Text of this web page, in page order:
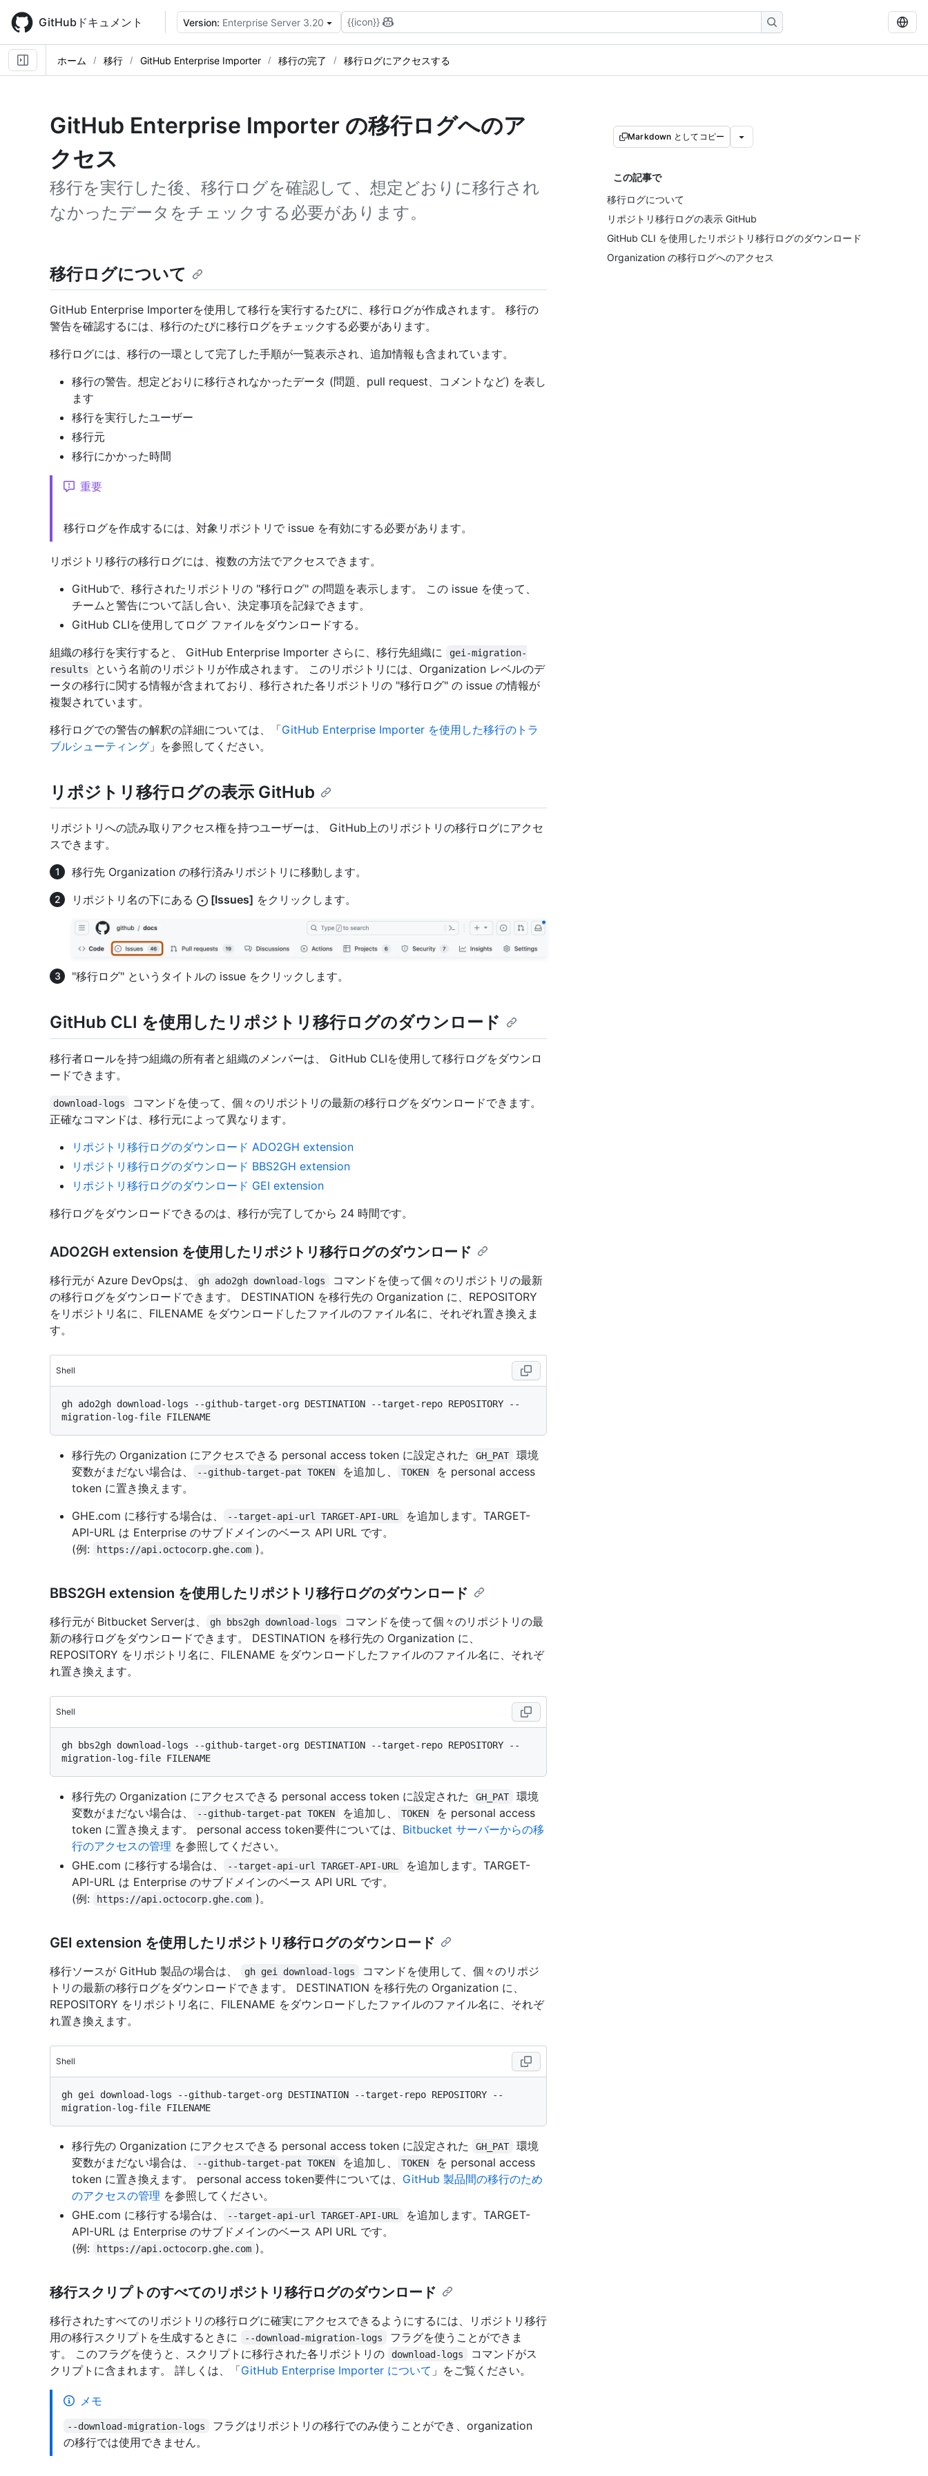
main
content
GitHubドキュメント Version: Enterprise Server 3.20 {{icon}}
ホーム 移行 GitHub Enterprise Importer 移行の完了 移行ログにアクセスする
GitHub Enterprise Importer の移行ログへのア
クセス
移行を実行した後、移行ログを確認して、想定どおりに移行され
なかったデータをチェックする必要があります。
Markdown としてコピー
この記事で
移行ログについて
リポジトリ移行ログの表示 GitHub
GitHub CLI を使用したリポジトリ移行ログのダウンロード
Organization の移行ログへのアクセス
移行ログについて
GitHub Enterprise Importerを使用して移行を実行するたびに、移行ログが作成されます。 移行の
警告を確認するには、移行のたびに移行ログをチェックする必要があります。
移行ログには、移行の一環として完了した手順が一覧表示され、追加情報も含まれています。
移行の警告。想定どおりに移行されなかったデータ (問題、pull request、コメントなど) を表し
ます
移行を実行したユーザー
移行元
移行にかかった時間
重要
移行ログを作成するには、対象リポジトリで issue を有効にする必要があります。
リポジトリ移行の移行ログには、複数の方法でアクセスできます。
GitHubで、移行されたリポジトリの "移行ログ" の問題を表示します。 この issue を使って、
チームと警告について話し合い、決定事項を記録できます。
GitHub CLIを使用してログ ファイルをダウンロードする。
組織の移行を実行すると、 GitHub Enterprise Importer さらに、移行先組織に
gei-migration-
results
という名前のリポジトリが作成されます。 このリポジトリには、Organization レベルのデ
ータの移行に関する情報が含まれており、移行された各リポジトリの "移行ログ" の issue の情報が
複製されています。
移行ログでの警告の解釈の詳細については、「GitHub Enterprise Importer を使用した移行のトラ
ブルシューティング 」を参照してください。
リポジトリ移行ログの表示 GitHub
リポジトリへの読み取りアクセス権を持つユーザーは、 GitHub上のリポジトリの移行ログにアクセ
スできます。
移行先 Organization の移行済みリポジトリに移動します。
リポジトリ名の下にある
[Issues] をクリックします。
"移行ログ" というタイトルの issue をクリックします。
GitHub CLI を使用したリポジトリ移行ログのダウンロード
移行者ロールを持つ組織の所有者と組織のメンバーは、 GitHub CLIを使用して移行ログをダウンロ
ードできます。
download-logs
コマンドを使って、個々のリポジトリの最新の移行ログをダウンロードできます。
正確なコマンドは、移行元によって異なります。
リポジトリ移行ログのダウンロード ADO2GH extension
リポジトリ移行ログのダウンロード BBS2GH extension
リポジトリ移行ログのダウンロード GEI extension
移行ログをダウンロードできるのは、移行が完了してから 24 時間です。
ADO2GH extension を使用したリポジトリ移行ログのダウンロード
移行元が Azure DevOpsは、 gh ado2gh download-logs
コマンドを使って個々のリポジトリの最新
の移行ログをダウンロードできます。 DESTINATION を移行先の Organization に、REPOSITORY
をリポジトリ名に、FILENAME をダウンロードしたファイルのファイル名に、それぞれ置き換えま
す。
Shell
gh ado2gh download-logs --github-target-org DESTINATION --target-repo REPOSITORY --
移行先の Organization にアクセスできる personal access token に設定された GH_PAT
環境
変数がまだない場合は、
--github-target-pat TOKEN を追加し、 TOKEN
を personal access
token に置き換えます。
GHE.com に移行する場合は、
--target-api-url TARGET-API-URL
を追加します。TARGET-
API-URL は Enterprise のサブドメインのベース API URL です。
(例:
https://api.octocorp.ghe.com )。
BBS2GH extension を使用したリポジトリ移行ログのダウンロード
移行元が Bitbucket Serverは、 gh bbs2gh download-logs
コマンドを使って個々のリポジトリの最
新の移行ログをダウンロードできます。 DESTINATION を移行先の Organization に、
REPOSITORY をリポジトリ名に、FILENAME をダウンロードしたファイルのファイル名に、それぞ
れ置き換えます。
Shell
gh bbs2gh download-logs --github-target-org DESTINATION --target-repo REPOSITORY --
移行先の Organization にアクセスできる personal access token に設定された GH_PAT
環境
変数がまだない場合は、
--github-target-pat TOKEN を追加し、 TOKEN
を personal access
token に置き換えます。 personal access token要件については、 Bitbucket サーバーからの移
行のアクセスの管理 を参照してください。
GHE.com に移行する場合は、
--target-api-url TARGET-API-URL
を追加します。TARGET-
API-URL は Enterprise のサブドメインのベース API URL です。
(例:
https://api.octocorp.ghe.com )。
GEI extension を使用したリポジトリ移行ログのダウンロード
移行ソースが GitHub 製品の場合は、 gh gei download-logs
コマンドを使用して、個々のリポジ
トリの最新の移行ログをダウンロードできます。 DESTINATION を移行先の Organization に、
REPOSITORY をリポジトリ名に、FILENAME をダウンロードしたファイルのファイル名に、それぞ
れ置き換えます。
Shell
gh gei download-logs --github-target-org DESTINATION --target-repo REPOSITORY --
移行先の Organization にアクセスできる personal access token に設定された GH_PAT
環境
変数がまだない場合は、
--github-target-pat TOKEN を追加し、 TOKEN
を personal access
token に置き換えます。 personal access token要件については、 GitHub 製品間の移行のため
のアクセスの管理 を参照してください。
GHE.com に移行する場合は、
--target-api-url TARGET-API-URL
を追加します。TARGET-
API-URL は Enterprise のサブドメインのベース API URL です。
(例:
https://api.octocorp.ghe.com )。
移行スクリプトのすべてのリポジトリ移行ログのダウンロード
移行されたすべてのリポジトリの移行ログに確実にアクセスできるようにするには、リポジトリ移行
用の移行スクリプトを生成するときに
--download-migration-logs
フラグを使うことができま
す。 このフラグを使うと、スクリプトに移行された各リポジトリの
download-logs
コマンドがス
クリプトに含まれます。 詳しくは、「GitHub Enterprise Importer について 」をご覧ください。
メモ
--download-migration-logs
フラグはリポジトリの移行でのみ使うことができ、organization
の移行では使用できません。